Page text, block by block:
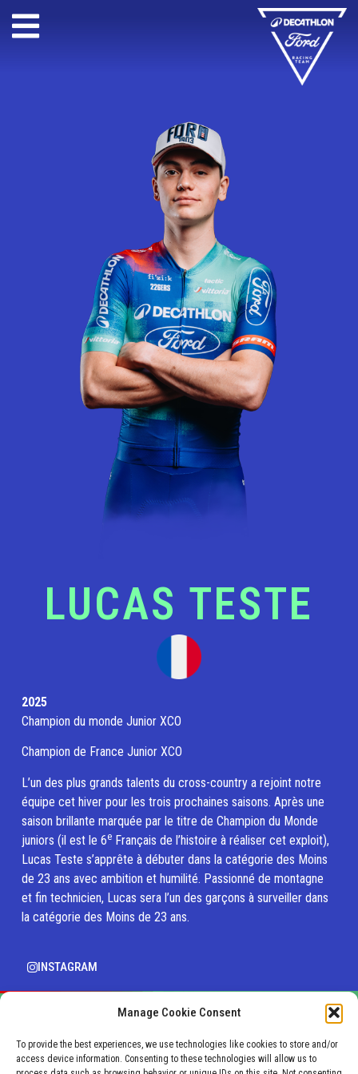
Manage Cookie Consent
To provide the best experiences, we use technologies like cookies to store and/or
access device information. Consenting to these technologies will allow us to
LUCAS TESTE
2025
Champion du monde Junior XCO
Champion de France Junior XCO
L’un des plus grands talents du cross-country a rejoint notre
équipe cet hiver pour les trois prochaines saisons. Après une
saison brillante marquée par le titre de Champion du Monde
juniors (il est le 6e Français de l’histoire à réaliser cet exploit),
Lucas Teste s’apprête à débuter dans la catégorie des Moins
de 23 ans avec ambition et humilité. Passionné de montagne
et fin technicien, Lucas sera l’un des garçons à surveiller dans
la catégorie des Moins de 23 ans.
INSTAGRAM